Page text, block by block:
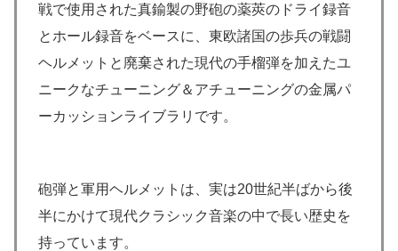
戦で使用された真鍮製の野砲の薬莢のドライ録音
とホール録音をベースに、東欧諸国の歩兵の戦闘
ヘルメットと廃棄された現代の手榴弾を加えたユ
ニークなチューニング＆アチューニングの金属パ
ーカッションライブラリです。
砲弾と軍用ヘルメットは、実は20世紀半ばから後
半にかけて現代クラシック音楽の中で長い歴史を
持っています。